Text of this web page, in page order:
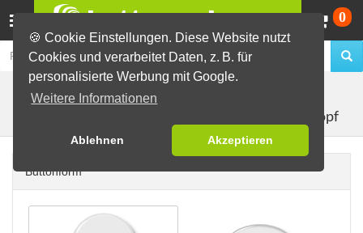
🍪 Cookie Einstellungen. Diese Website nutzt
Cookies und verarbeitet Daten, z. B. für
personalisierte Werbung mit Google.
Weitere Informationen
Ablehnen Akzeptieren
0
Buttons erstellen Buttons mit Druckknopf
Button mit Druckknopf
Buttonform